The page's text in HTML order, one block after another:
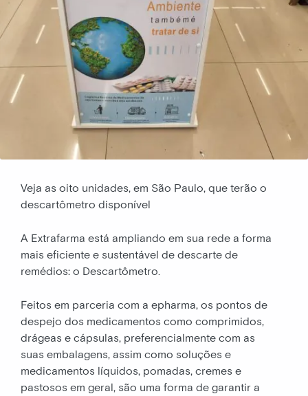
Veja as oito unidades, em São Paulo, que terão o
descartômetro disponível
A Extrafarma está ampliando em sua rede a forma
mais eficiente e sustentável de descarte de
remédios: o Descartômetro.
Feitos em parceria com a epharma, os pontos de
despejo dos medicamentos como comprimidos,
drágeas e cápsulas, preferencialmente com as
suas embalagens, assim como soluções e
medicamentos líquidos, pomadas, cremes e
pastosos em geral, são uma forma de garantir a